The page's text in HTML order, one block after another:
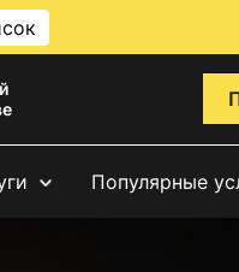
Популярные